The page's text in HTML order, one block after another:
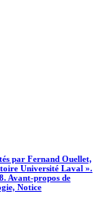
par Fernand Ouellet,
Université Laval ».
Avant-propos de
Notice